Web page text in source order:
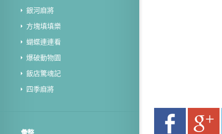
銀河麻將
方塊填填樂
蝴蝶連連看
爆破動物園
飯店驚魂記
四季麻將